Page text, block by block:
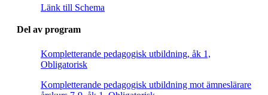
Länk till Schema
Del av program
Kompletterande pedagogisk utbildning, åk 1,
Obligatorisk
Kompletterande pedagogisk utbildning mot ämneslärare